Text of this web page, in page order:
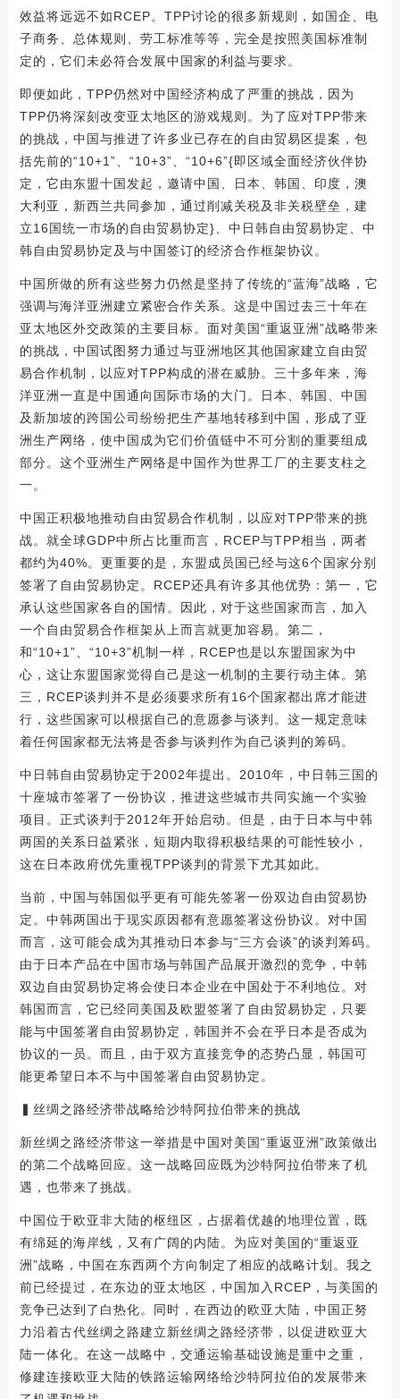
效益将远远不如RCEP。TPP讨论的很多新规则，如国企、电
子商务、总体规则、劳工标准等等，完全是按照美国标准制
定的，它们未必符合发展中国家的利益与要求。
即便如此，TPP仍然对中国经济构成了严重的挑战，因为
TPP仍将深刻改变亚太地区的游戏规则。为了应对TPP带来
的挑战，中国与推进了许多业已存在的自由贸易区提案，包
括先前的“10+1”、“10+3”、“10+6”{即区域全面经济伙伴协
定，它由东盟十国发起，邀请中国、日本、韩国、印度，澳
大利亚，新西兰共同参加，通过削减关税及非关税壁垒，建
立16国统一市场的自由贸易协定}、中日韩自由贸易协定、中
韩自由贸易协定及与中国签订的经济合作框架协议。
中国所做的所有这些努力仍然是坚持了传统的“蓝海”战略，它
强调与海洋亚洲建立紧密合作关系。这是中国过去三十年在
亚太地区外交政策的主要目标。面对美国“重返亚洲”战略带来
的挑战，中国试图努力通过与亚洲地区其他国家建立自由贸
易合作机制，以应对TPP构成的潜在威胁。三十多年来，海
洋亚洲一直是中国通向国际市场的大门。日本、韩国、中国
及新加坡的跨国公司纷纷把生产基地转移到中国，形成了亚
洲生产网络，使中国成为它们价值链中不可分割的重要组成
部分。这个亚洲生产网络是中国作为世界工厂的主要支柱之
一。
中国正积极地推动自由贸易合作机制，以应对TPP带来的挑
战。就全球GDP中所占比重而言，RCEP与TPP相当，两者
都约为40%。更重要的是，东盟成员国已经与这6个国家分别
签署了自由贸易协定。RCEP还具有许多其他优势：第一，它
承认这些国家各自的国情。因此，对于这些国家而言，加入
一个自由贸易合作框架从上而言就更加容易。第二，
和“10+1”、“10+3”机制一样，RCEP也是以东盟国家为中
心，这让东盟国家觉得自己是这一机制的主要行动主体。第
三，RCEP谈判并不是必须要求所有16个国家都出席才能进
行，这些国家可以根据自己的意愿参与谈判。这一规定意味
着任何国家都无法将是否参与谈判作为自己谈判的筹码。
中日韩自由贸易协定于2002年提出。2010年，中日韩三国的
十座城市签署了一份协议，推进这些城市共同实施一个实验
项目。正式谈判于2012年开始启动。但是，由于日本与中韩
两国的关系日益紧张，短期内取得积极结果的可能性较小，
这在日本政府优先重视TPP谈判的背景下尤其如此。
当前，中国与韩国似乎更有可能先签署一份双边自由贸易协
定。中韩两国出于现实原因都有意愿签署这份协议。对中国
而言，这可能会成为其推动日本参与“三方会谈”的谈判筹码。
由于日本产品在中国市场与韩国产品展开激烈的竞争，中韩
双边自由贸易协定将会使日本企业在中国处于不利地位。对
韩国而言，它已经同美国及欧盟签署了自由贸易协定，只要
能与中国签署自由贸易协定，韩国并不会在乎日本是否成为
协议的一员。而且，由于双方直接竞争的态势凸显，韩国可
能更希望日本不与中国签署自由贸易协定。
▍丝绸之路经济带战略给沙特阿拉伯带来的挑战
新丝绸之路经济带这一举措是中国对美国“重返亚洲”政策做出
的第二个战略回应。这一战略回应既为沙特阿拉伯带来了机
遇，也带来了挑战。
中国位于欧亚非大陆的枢纽区，占据着优越的地理位置，既
有绵延的海岸线，又有广阔的内陆。为应对美国的“重返亚
洲”战略，中国在东西两个方向制定了相应的战略计划。我之
前已经提过，在东边的亚太地区，中国加入RCEP，与美国的
竞争已达到了白热化。同时，在西边的欧亚大陆，中国正努
力沿着古代丝绸之路建立新丝绸之路经济带，以促进欧亚大
陆一体化。在这一战略中，交通运输基础设施是重中之重，
修建连接欧亚大陆的铁路运输网络给沙特阿拉伯的发展带来